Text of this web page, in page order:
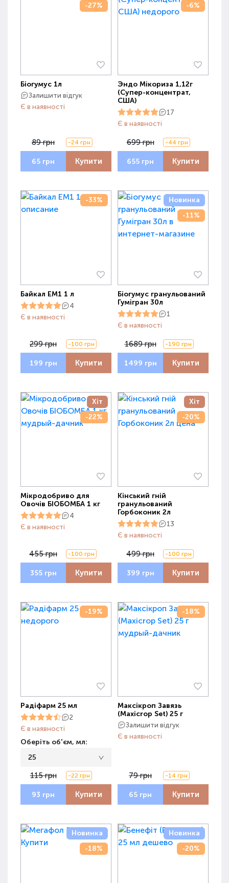
-27%
Біогумус 1л
Залишити відгук
Є в наявності
89 грн -24 грн
65 грн Купити
-6%
Эндо Мікориза 1,12г
(Супер-концентрат,
США)
17
Є в наявності
699 грн -44 грн
655 грн Купити
-33%
Байкал ЕМ1 1 л
4
Є в наявності
299 грн -100 грн
199 грн Купити
Новинка
-11%
Біогумус гранульований
Гумігран 30л
1
Є в наявності
1689 грн -190 грн
1499 грн Купити
Хіт
-22%
Мікродобриво для
Овочів БІОБОМБА 1 кг
4
Є в наявності
455 грн -100 грн
355 грн Купити
Хіт
-20%
Кінський гній
гранульований
Горбоконик 2л
13
Є в наявності
499 грн -100 грн
399 грн Купити
-19%
Радіфарм 25 мл
2
Є в наявності
Оберіть об'єм, мл:
25
115 грн -22 грн
93 грн Купити
-18%
Максікроп Завязь
(Maxicrop Set) 25 г
Залишити відгук
Є в наявності
79 грн -14 грн
65 грн Купити
Новинка
-18%
Новинка
-20%